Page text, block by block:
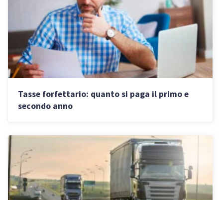
Tasse forfettario: quanto si paga il primo e
secondo anno